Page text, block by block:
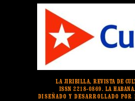
LA JIRIBILLA, REVISTA DE
ISSN 2218-0869. LA
DISEÑADO Y DESARROLLADO